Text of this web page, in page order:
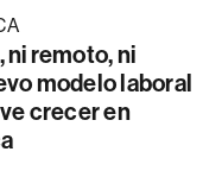
ni remoto, ni
modelo laboral
crecer en